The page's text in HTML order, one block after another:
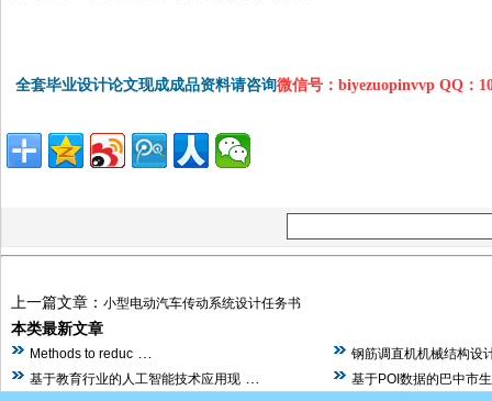
全套毕业设计论文现成成品资料请咨询微信号：biyezuopinvvp QQ
上一篇文章： 小型电动汽车传动系统设计任务书
本类最新文章
Methods to reduc
钢筋调直机机械结构设
基于教育行业的人工智能技术应用现
基于POI数据的巴中市